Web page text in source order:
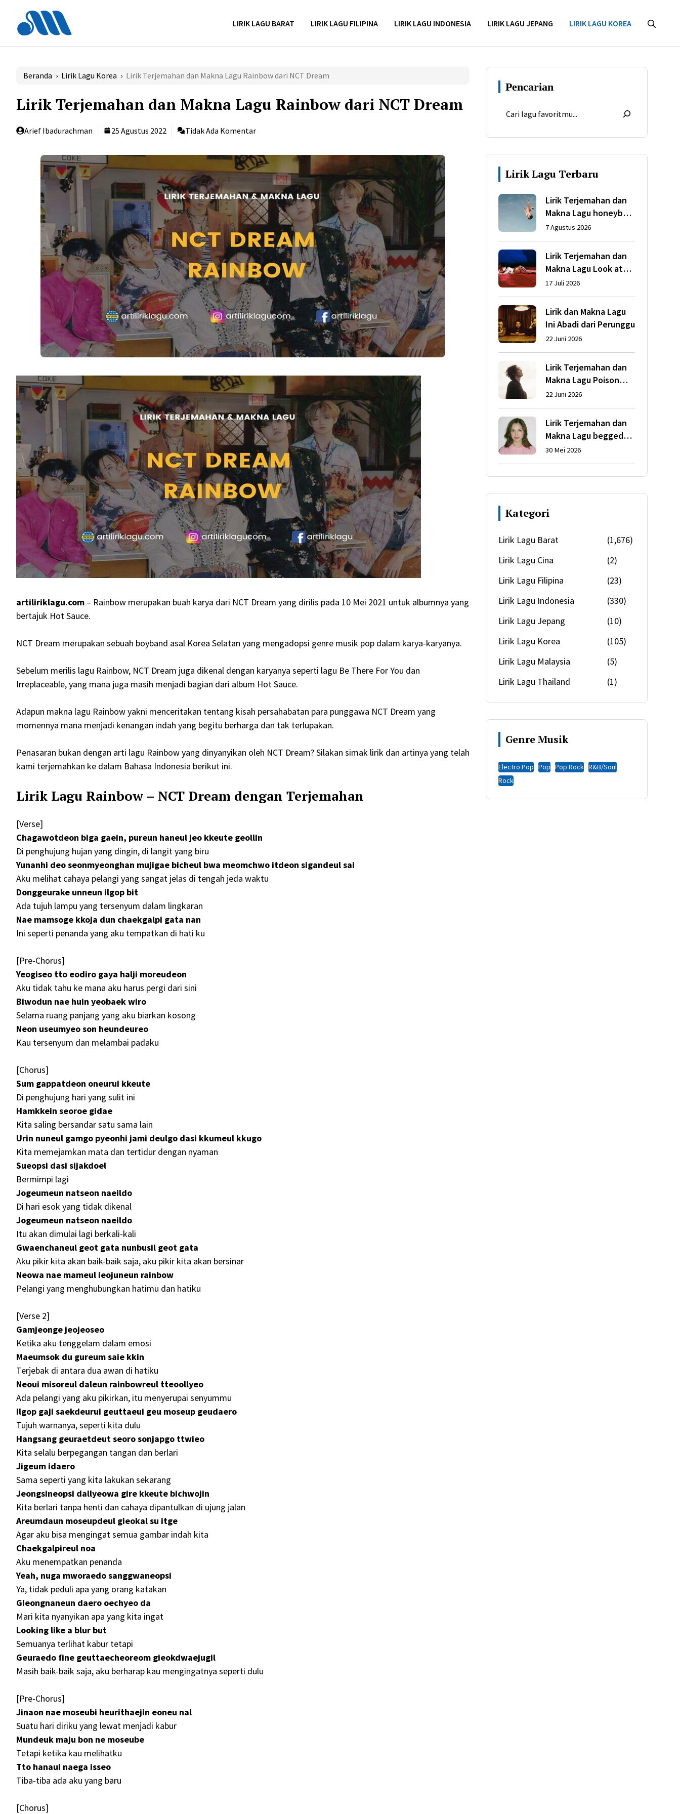
LIRIK LAGU BARAT LIRIK LAGU FILIPINA LIRIK LAGU INDONESIA LIRIK LAGU JEPANG LIRIK LAGU KOREA
Beranda › Lirik Lagu Korea › Lirik Terjemahan dan Makna Lagu Rainbow dari NCT Dream
Lirik Terjemahan dan Makna Lagu Rainbow dari NCT Dream
Arief Ibadurachman 25 Agustus 2022 Tidak Ada Komentar
artiliriklagu.com – Rainbow merupakan buah karya dari NCT Dream yang dirilis pada 10 Mei 2021 untuk albumnya yang
bertajuk Hot Sauce.
NCT Dream merupakan sebuah boyband asal Korea Selatan yang mengadopsi genre musik pop dalam karya-karyanya.
Sebelum merilis lagu Rainbow, NCT Dream juga dikenal dengan karyanya seperti lagu Be There For You dan
Irreplaceable, yang mana juga masih menjadi bagian dari album Hot Sauce.
Adapun makna lagu Rainbow yakni menceritakan tentang kisah persahabatan para punggawa NCT Dream yang
momennya mana menjadi kenangan indah yang begitu berharga dan tak terlupakan.
Penasaran bukan dengan arti lagu Rainbow yang dinyanyikan oleh NCT Dream? Silakan simak lirik dan artinya yang telah
kami terjemahkan ke dalam Bahasa Indonesia berikut ini.
Lirik Lagu Rainbow – NCT Dream dengan Terjemahan
[Verse]
Chagawotdeon biga gaein, pureun haneul jeo kkeute geollin
Di penghujung hujan yang dingin, di langit yang biru
Yunanhi deo seonmyeonghan mujigae bicheul bwa meomchwo itdeon sigandeul sai
Aku melihat cahaya pelangi yang sangat jelas di tengah jeda waktu
Donggeurake unneun ilgop bit
Ada tujuh lampu yang tersenyum dalam lingkaran
Nae mamsoge kkoja dun chaekgalpi gata nan
Ini seperti penanda yang aku tempatkan di hati ku
[Pre-Chorus]
Yeogiseo tto eodiro gaya halji moreudeon
Aku tidak tahu ke mana aku harus pergi dari sini
Biwodun nae huin yeobaek wiro
Selama ruang panjang yang aku biarkan kosong
Neon useumyeo son heundeureo
Kau tersenyum dan melambai padaku
[Chorus]
Sum gappatdeon oneurui kkeute
Di penghujung hari yang sulit ini
Hamkkein seoroe gidae
Kita saling bersandar satu sama lain
Urin nuneul gamgo pyeonhi jami deulgo dasi kkumeul kkugo
Kita memejamkan mata dan tertidur dengan nyaman
Sueopsi dasi sijakdoel
Bermimpi lagi
Jogeumeun natseon naeildo
Di hari esok yang tidak dikenal
Jogeumeun natseon naeildo
Itu akan dimulai lagi berkali-kali
Gwaenchaneul geot gata nunbusil geot gata
Aku pikir kita akan baik-baik saja, aku pikir kita akan bersinar
Neowa nae mameul ieojuneun rainbow
Pelangi yang menghubungkan hatimu dan hatiku
[Verse 2]
Gamjeonge jeojeoseo
Ketika aku tenggelam dalam emosi
Maeumsok du gureum saie kkin
Terjebak di antara dua awan di hatiku
Neoui misoreul daleun rainbowreul tteoollyeo
Ada pelangi yang aku pikirkan, itu menyerupai senyummu
Ilgop gaji saekdeurui geuttaeui geu moseup geudaero
Tujuh warnanya, seperti kita dulu
Hangsang geuraetdeut seoro sonjapgo ttwieo
Kita selalu berpegangan tangan dan berlari
Jigeum idaero
Sama seperti yang kita lakukan sekarang
Jeongsineopsi dallyeowa gire kkeute bichwojin
Kita berlari tanpa henti dan cahaya dipantulkan di ujung jalan
Areumdaun moseupdeul gieokal su itge
Agar aku bisa mengingat semua gambar indah kita
Chaekgalpireul noa
Aku menempatkan penanda
Yeah, nuga mworaedo sanggwaneopsi
Ya, tidak peduli apa yang orang katakan
Gieongnaneun daero oechyeo da
Mari kita nyanyikan apa yang kita ingat
Looking like a blur but
Semuanya terlihat kabur tetapi
Geuraedo fine geuttaecheoreom gieokdwaejugil
Masih baik-baik saja, aku berharap kau mengingatnya seperti dulu
[Pre-Chorus]
Jinaon nae moseubi heurithaejin eoneu nal
Suatu hari diriku yang lewat menjadi kabur
Mundeuk maju bon ne moseube
Tetapi ketika kau melihatku
Tto hanaui naega isseo
Tiba-tiba ada aku yang baru
[Chorus]
Pencarian
Lirik Lagu Terbaru
Lirik Terjemahan dan
Makna Lagu honeybee
dari Olivia Rodrigo
7 Agustus 2026
Lirik Terjemahan dan
Makna Lagu Look at
My Life dari Gracie
Abrams
17 Juli 2026
Lirik dan Makna Lagu
Ini Abadi dari Perunggu
22 Juni 2026
Lirik Terjemahan dan
Makna Lagu Poison
dari Dean Lewis
22 Juni 2026
Lirik Terjemahan dan
Makna Lagu begged
dari Olivia Rodrigo
30 Mei 2026
Kategori
Lirik Lagu Barat
(1,676)
Lirik Lagu Cina
(2)
Lirik Lagu Filipina
(23)
Lirik Lagu Indonesia
(330)
Lirik Lagu Jepang
(10)
Lirik Lagu Korea
(105)
Lirik Lagu Malaysia
(5)
Lirik Lagu Thailand
(1)
Genre Musik
Electro Pop Pop Pop Rock R&B/Soul
Rock